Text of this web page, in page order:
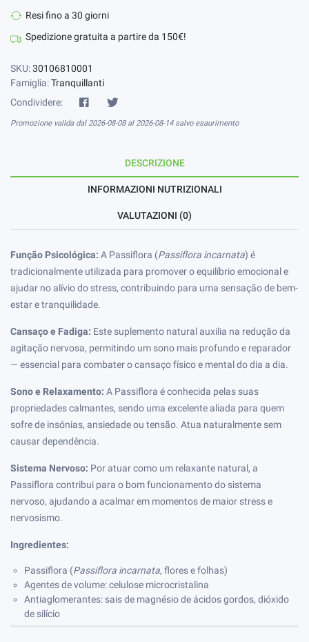
Resi fino a 30 giorni
Spedizione gratuita a partire da 150€!
SKU:30106810001
Famiglia:Tranquillanti
Condividere:
Promozione valida dal 2026-08-08 al 2026-08-14 salvo esaurimento
DESCRIZIONE
INFORMAZIONI NUTRIZIONALI
VALUTAZIONI (0)
Função Psicológica: A Passiflora (Passiflora incarnata) é
tradicionalmente utilizada para promover o equilíbrio emocional e
ajudar no alívio do stress, contribuindo para uma sensação de bem-
estar e tranquilidade.
Cansaço e Fadiga: Este suplemento natural auxilia na redução da
agitação nervosa, permitindo um sono mais profundo e reparador
— essencial para combater o cansaço físico e mental do dia a dia.
Sono e Relaxamento: A Passiflora é conhecida pelas suas
propriedades calmantes, sendo uma excelente aliada para quem
sofre de insónias, ansiedade ou tensão. Atua naturalmente sem
causar dependência.
Sistema Nervoso: Por atuar como um relaxante natural, a
Passiflora contribui para o bom funcionamento do sistema
nervoso, ajudando a acalmar em momentos de maior stress e
nervosismo.
Ingredientes:
Passiflora (Passiflora incarnata, flores e folhas)
Agentes de volume: celulose microcristalina
Antiaglomerantes: sais de magnésio de ácidos gordos, dióxido
de silício